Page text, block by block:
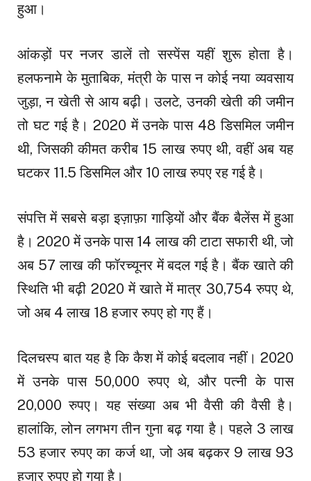
हुआ।
आंकड़ों पर नजर डालें तो सस्पेंस यहीं शुरू होता है।
हलफनामे के मुताबिक, मंत्री के पास न कोई नया व्यवसाय
जुड़ा, न खेती से आय बढ़ी। उलटे, उनकी खेती की जमीन
तो घट गई है। 2020 में उनके पास 48 डिसमिल जमीन
थी, जिसकी कीमत करीब 15 लाख रुपए थी, वहीं अब यह
घटकर 11.5 डिसमिल और 10 लाख रुपए रह गई है।
संपत्ति में सबसे बड़ा इज़ाफ़ा गाड़ियों और बैंक बैलेंस में हुआ
है। 2020 में उनके पास 14 लाख की टाटा सफारी थी, जो
अब 57 लाख की फॉरच्यूनर में बदल गई है। बैंक खाते की
स्थिति भी बढ़ी 2020 में खाते में मात्र 30,754 रुपए थे,
जो अब 4 लाख 18 हजार रुपए हो गए हैं।
दिलचस्प बात यह है कि कैश में कोई बदलाव नहीं। 2020
में उनके पास 50,000 रुपए थे, और पत्नी के पास
20,000 रुपए। यह संख्या अब भी वैसी की वैसी है।
हालांकि, लोन लगभग तीन गुना बढ़ गया है। पहले 3 लाख
53 हजार रुपए का कर्ज था, जो अब बढ़कर 9 लाख 93
हजार रुपए हो गया है।